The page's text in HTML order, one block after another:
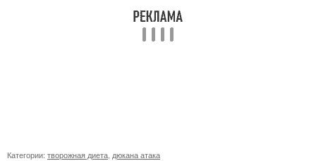
Категории: творожная диета дюкана атака